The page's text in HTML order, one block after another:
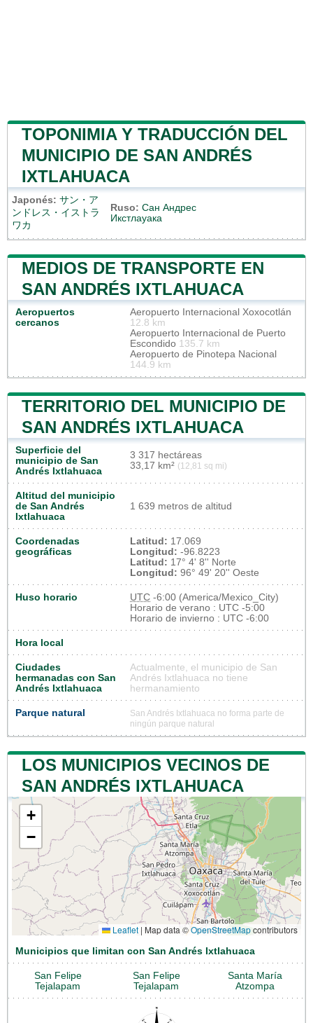
TOPONIMIA Y TRADUCCIÓN DEL
MUNICIPIO DE SAN ANDRÉS
IXTLAHUACA
Japonés: サン・ア
ンドレス・イストラ
ワカ
Ruso: Сан Андрес
Икстлауака
MEDIOS DE TRANSPORTE EN
SAN ANDRÉS IXTLAHUACA
Aeropuertos
cercanos
Aeropuerto Internacional Xoxocotlán
12.8 km
Aeropuerto Internacional de Puerto
Escondido 135.7 km
Aeropuerto de Pinotepa Nacional
144.9 km
TERRITORIO DEL MUNICIPIO DE
SAN ANDRÉS IXTLAHUACA
Superficie del
municipio de San
Andrés Ixtlahuaca
3 317 hectáreas
33,17 km² (12,81 sq mi)
Altitud del municipio
de San Andrés
Ixtlahuaca
1 639 metros de altitud
Coordenadas
geográficas
Latitud: 17.069
Longitud: -96.8223
Latitud: 17° 4' 8'' Norte
Longitud: 96° 49' 20'' Oeste
Huso horario UTC -6:00 (America/Mexico_City)
Horario de verano : UTC -5:00
Horario de invierno : UTC -6:00
Hora local
Ciudades
hermanadas con San
Andrés Ixtlahuaca
Actualmente, el municipio de San
Andrés Ixtlahuaca no tiene
hermanamiento
Parque natural
San Andrés Ixtlahuaca no forma parte de
ningún parque natural
LOS MUNICIPIOS VECINOS DE
SAN ANDRÉS IXTLAHUACA
+
−
Leaflet | Map data ©OpenStreetMapcontributors
Municipios que limitan con San Andrés Ixtlahuaca
San Felipe
Tejalapam
San Felipe
Tejalapam
Santa María
Atzompa